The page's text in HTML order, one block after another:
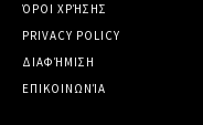
ΌΡΟΙ ΧΡΉΣΗΣ
PRIVACY POLICY
ΔΙΑΦΉΜΙΣΗ
ΕΠΙΚΟΙΝΩΝΊΑ